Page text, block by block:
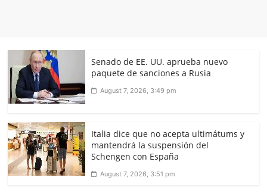
Senado de EE. UU. aprueba nuevo
paquete de sanciones a Rusia
August 7, 2026, 3:49 pm
Italia dice que no acepta ultimátums y
mantendrá la suspensión del
Schengen con España
August 7, 2026, 3:51 pm